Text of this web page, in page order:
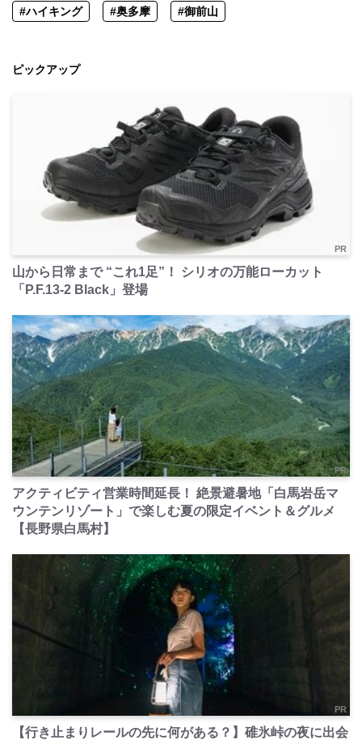
#ハイキング #奥多摩 #御前山
ピックアップ
PR
山から日常まで “これ1足”！ シリオの万能ローカット
「P.F.13-2 Black」登場
PR
アクティビティ営業時間延長！ 絶景避暑地「白馬岩岳マ
ウンテンリゾート」で楽しむ夏の限定イベント＆グルメ
【長野県白馬村】
PR
【行き止まりレールの先に何がある？】碓氷峠の夜に出会